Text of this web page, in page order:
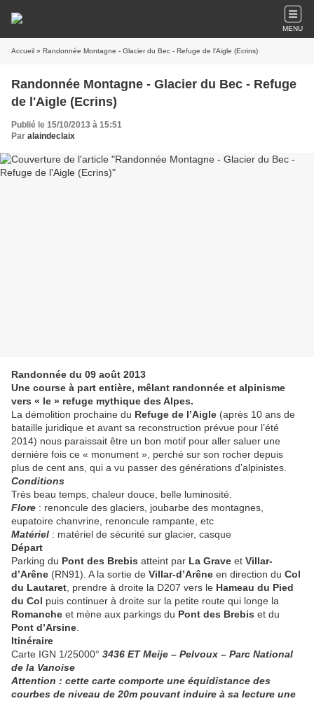
MENU
Accueil » Randonnée Montagne - Glacier du Bec - Refuge de l'Aigle (Ecrins)
Randonnée Montagne - Glacier du Bec - Refuge
de l'Aigle (Ecrins)
Publié le 15/10/2013 à 15:51
Par alaindeclaix
Randonnée du 09 août 2013
Une course à part entière, mêlant randonnée et alpinisme
vers « le » refuge mythique des Alpes.
La démolition prochaine du Refuge de l’Aigle (après 10 ans de
bataille juridique et avant sa reconstruction prévue pour l’été
2014) nous paraissait être un bon motif pour aller saluer une
dernière fois ce « monument », perché sur son rocher depuis
plus de cent ans, qui a vu passer des générations d’alpinistes.
Conditions
Très beau temps, chaleur douce, belle luminosité.
Flore : renoncule des glaciers, joubarbe des montagnes,
eupatoire chanvrine, renoncule rampante, etc
Matériel : matériel de sécurité sur glacier, casque
Départ
Parking du Pont des Brebis atteint par La Grave et Villar-
d’Arêne (RN91). A la sortie de Villar-d’Arêne en direction du Col
du Lautaret , prendre à droite la D207 vers le Hameau du Pied
du Col puis continuer à droite sur la petite route qui longe la
Romanche et mène aux parkings du Pont des Brebis et du
Pont d’Arsine
Itinéraire
Carte IGN 1/25000° 3436 ET Meije – Pelvoux – Parc National
de la Vanoise
Attention : cette carte comporte une équidistance des
courbes de niveau de 20m pouvant induire à sa lecture une